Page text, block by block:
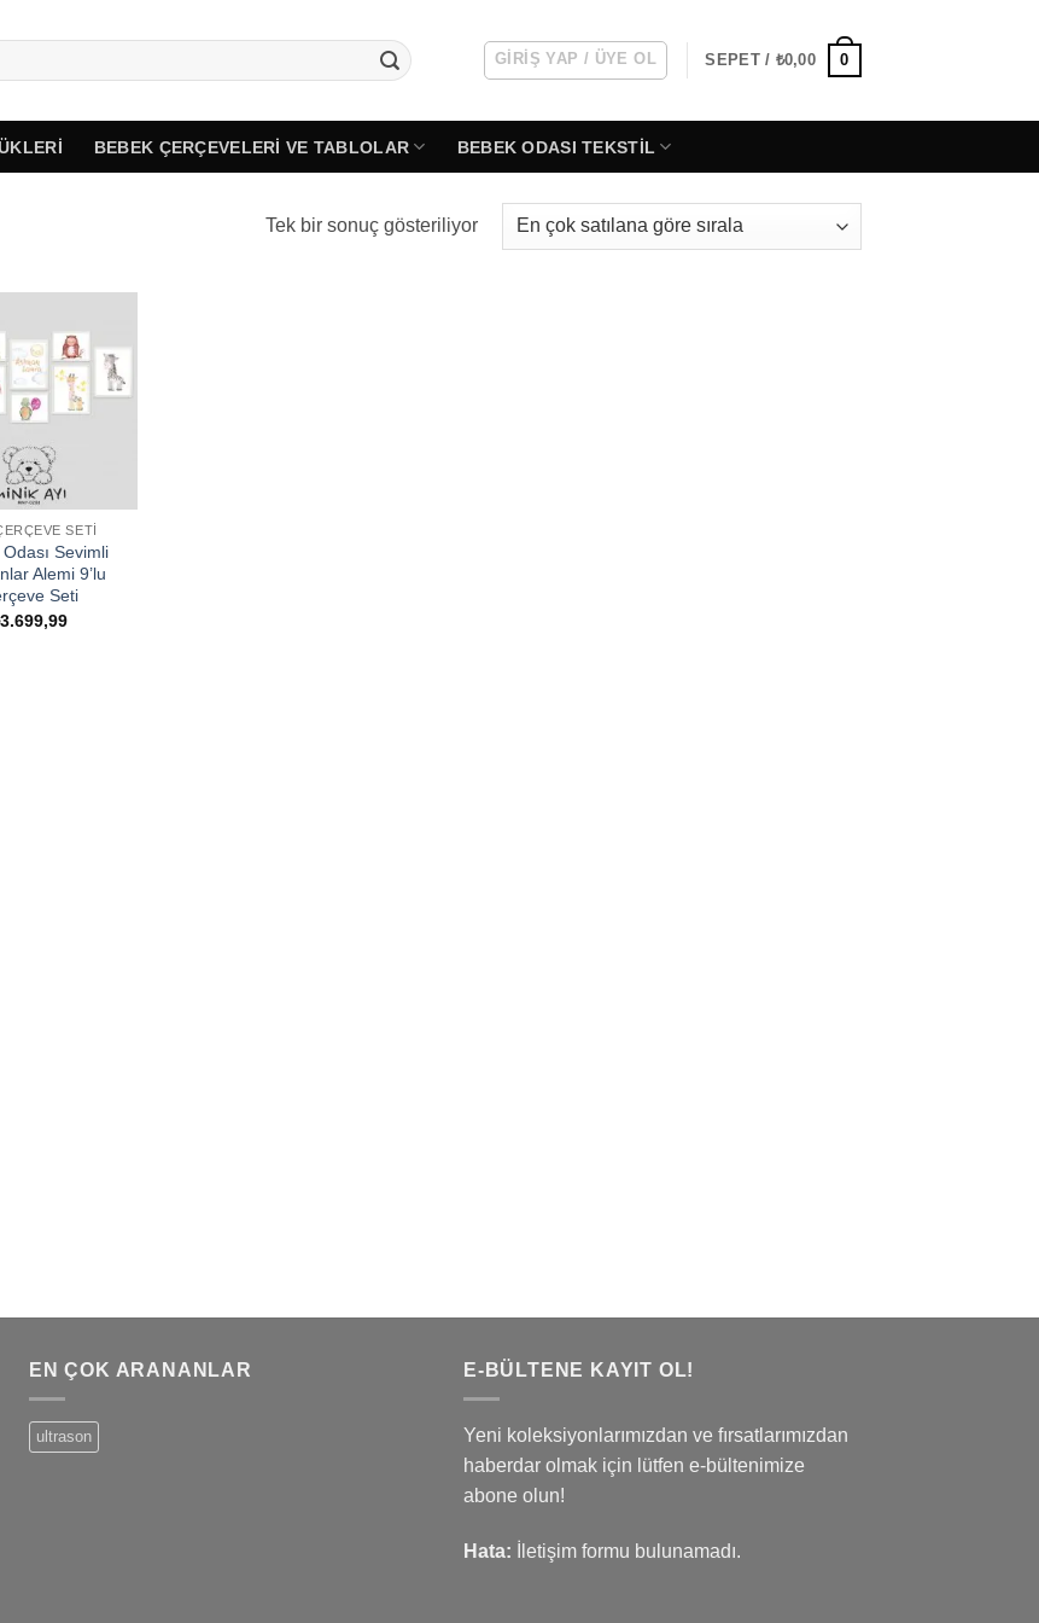
GIRIŞ YAP / ÜYE OL SEPET / ₺0,00 0
BEBEK ÇERÇEVELERI VE TABLOLAR BEBEK ODASI TEKSTIL
Tek bir sonuç gösteriliyor
SETI
Sevimli
Alemi 9’lu
Seti
3.699,99
EN ÇOK ARANANLAR
ultrason
E-BÜLTENE KAYIT OL!
Yeni koleksiyonlarımızdan ve fırsatlarımızdan
haberdar olmak için lütfen e-bültenimize
abone olun!
Hata: İletişim formu bulunamadı.